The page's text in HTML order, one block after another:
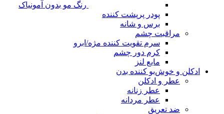
رنگ مو بدون آمونیاک
پودر پرپشت کننده
برس و شانه
مراقبت چشم
سرم تقویت کننده مژه/ابرو
کرم دور چشم
مایع لنز
ادکلن و خوش‌بو کننده بدن
عطر و ادکلن
عطر زنانه
عطر مردانه
ضد تعریق